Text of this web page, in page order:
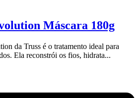
Máscara 180g
da Truss é o tratamento ideal para
Ela reconstrói os fios, hidrata...